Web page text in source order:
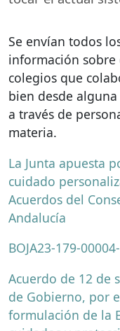
Se envían todos
información sobre
colegios que
bien desde
a través de
materia.
La Junta apuesta
cuidado
Acuerdos del
Andalucía
BOJA23-179-
Acuerdo de 12 de
de Gobierno, por
formulación de la